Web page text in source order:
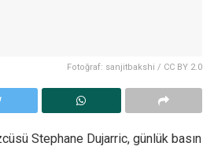
Fotoğraf: sanjitbakshi / CC BY 2.0
Stephane Dujarric, günlük basın